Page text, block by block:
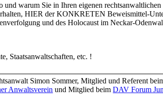
warum Sie in Ihren eigenen
HIER der KONKRETEN Beweismittel-
und des Holocaust im Neckar-
Staatsanwaltschaften, etc. !
Simon Sommer, Mitglied und Referent
Anwaltsverein und Mitglied beimDAV Forum